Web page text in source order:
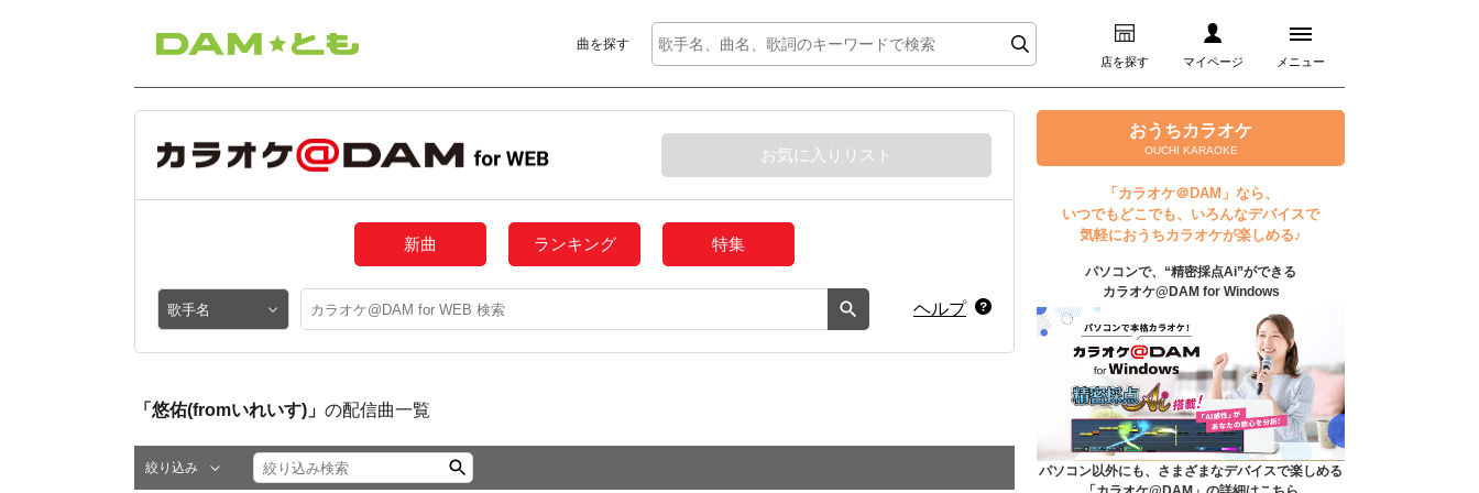
曲を探す
店を探す マイページ メニュー
ログイン
マイページ
プレミアムサービス
DAM★とも動画
DAM★とも録音
カラオケ＠DAM
ユーザー検索
お気に入りリスト
新曲 ランキング 特集
ヘルプ
「悠佑(fromいれいす)」 の配信曲一覧
絞り込み
おうちカラオケ
OUCHI KARAOKE
「カラオケ＠DAM」なら、
いつでもどこでも、いろんなデバイスで
気軽におうちカラオケが楽しめる♪
パソコンで、“精密採点Ai”ができる
カラオケ@DAM for Windows
パソコン以外にも、さまざまなデバイスで楽しめる